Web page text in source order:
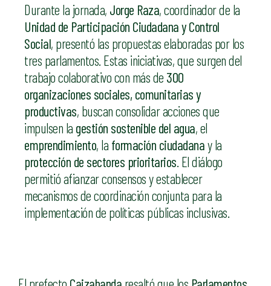
Durante la jornada, Jorge Raza, coordinador de la
Unidad de Participación Ciudadana y Control
Social, presentó las propuestas elaboradas por los
tres parlamentos. Estas iniciativas, que surgen del
trabajo colaborativo con más de 300
organizaciones sociales, comunitarias y
productivas, buscan consolidar acciones que
impulsen la gestión sostenible del agua, el
emprendimiento, la formación ciudadanay la
protección de sectores prioritarios . El diálogo
permitió afianzar consensos y establecer
mecanismos de coordinación conjunta para la
implementación de políticas públicas inclusivas.